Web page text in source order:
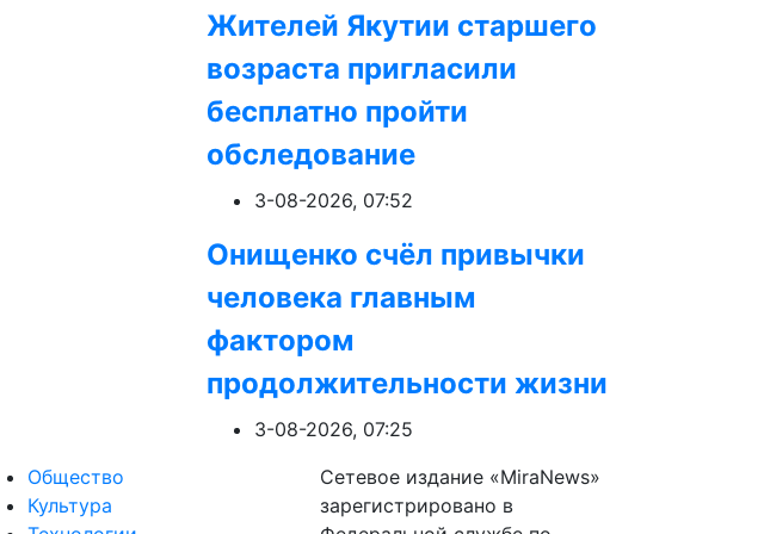
Жителей Якутии старшего
возраста пригласили
бесплатно пройти
обследование
3-08-2026, 07:52
Онищенко счёл привычки
человека главным
фактором
продолжительности жизни
3-08-2026, 07:25
Общество
Культура
Сетевое издание «MiraNews»
зарегистрировано в